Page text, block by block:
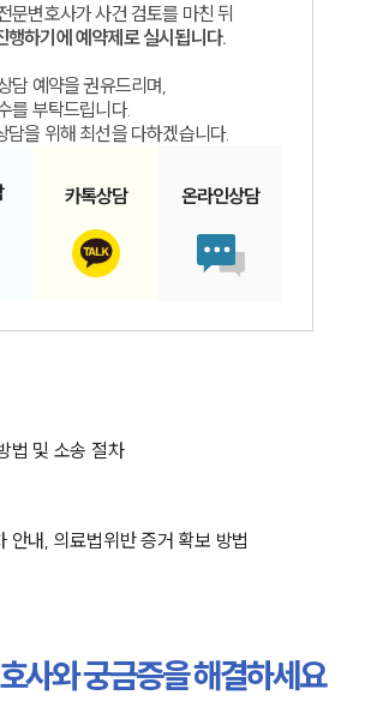
문변호사가 사건 검토를 마친 뒤
행하기에 예약제로 실시됩니다.
담 예약을 권유드리며,
를 부탁드립니다.
담을 위해 최선을 다하겠습니다.
카톡상담 온라인상담
법 및 소송 절차
안내, 의료법위반 증거 확보 방법
사와 궁금증을 해결하세요